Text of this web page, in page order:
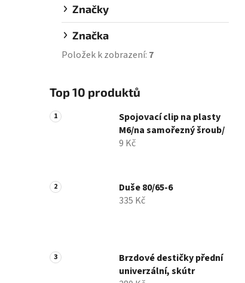
Značky
Značka
Položek k zobrazení: 7
Top 10 produktů
Spojovací clip na plasty
M6/na samořezný šroub/
9 Kč
Duše 80/65-6
335 Kč
Brzdové destičky přední
univerzální, skútr